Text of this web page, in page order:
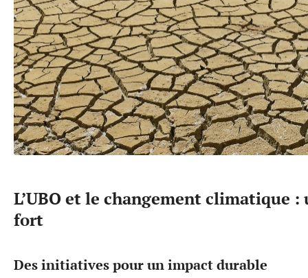
L’UBO et le changement climatique :
fort
Des initiatives pour un impact durable